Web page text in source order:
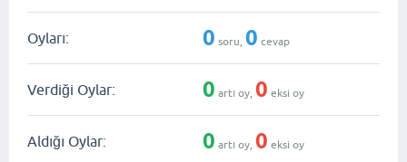
Oyları: 0 soru, 0 cevap
Verdiği Oylar: 0 artı oy, 0 eksi oy
Aldığı Oylar: 0 artı oy, 0 eksi oy